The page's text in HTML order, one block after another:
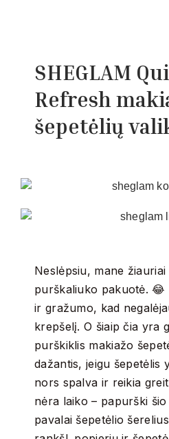
SHEGLAM
Refresh
šepetėlių
Neslėpsiu, mane
purškaliuko pakuotė. 😂
ir gražumo, kad
krepšelį. O šiaip čia yra
purškiklis makiažo
dažantis, jeigu šepetėlis
nors spalva ir reikia
nėra laiko – papurški
pavalai šepetėlio